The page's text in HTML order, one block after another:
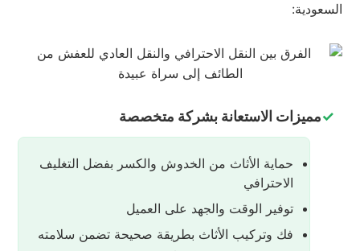
السعودية:
مميزات الاستعانة بشركة متخصصة
حماية الأثاث من الخدوش والكسر بفضل التغليف
الاحترافي
توفير الوقت والجهد على العميل
فك وتركيب الأثاث بطريقة صحيحة تضمن سلامته